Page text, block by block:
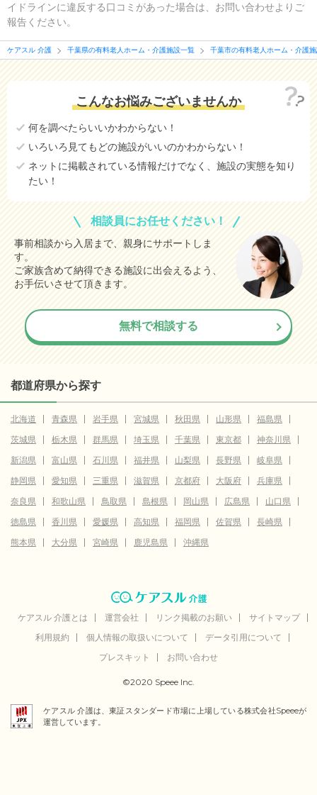
イドラインに違反する口コミがあった場合は、お問い合わせよりご
報告ください。
ケアスル 介護 千葉県の有料老人ホーム・介護施設一覧 千葉市の有料老人ホーム・介護
こんなお悩みございませんか
何を調べたらいいかわからない！
いろいろ見てもどの施設がいいのかわからない！
ネットに掲載されている情報だけでなく、施設の実態を知り
たい！
相談員にお任せください！
事前相談から入居まで、親身にサポートしま
す。
ご家族含めて納得できる施設に出会えるよう、
お手伝いさせて頂きます。
無料で相談する
都道府県から探す
北海道 青森県 岩手県 宮城県 秋田県 山形県
福島県
茨城県
栃木県 群馬県 埼玉県 千葉県 東京都
神奈川県
新潟県
富山県 石川県 福井県 山梨県 長野県
岐阜県
静岡県
愛知県 三重県 滋賀県 京都府 大阪府
兵庫県
奈良県
和歌山県 鳥取県 島根県 岡山県 広島県
山口県
徳島県
香川県 愛媛県 高知県 福岡県 佐賀県
長崎県
熊本県
大分県 宮崎県 鹿児島県 沖縄県
ケアスル 介護とは 運営会社 リンク掲載のお願い
サイトマップ
利用規約
個人情報の取扱いについて
データ引用について
プレスキット
お問い合わせ
©2020 Speee Inc.
ケアスル 介護は、東証スタンダード市場に上場している株式会社Speeeが
運営しています。